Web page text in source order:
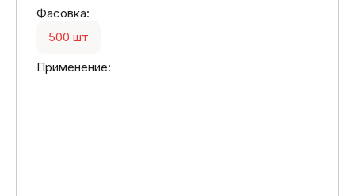
Фасовка:
500 шт
Применение: